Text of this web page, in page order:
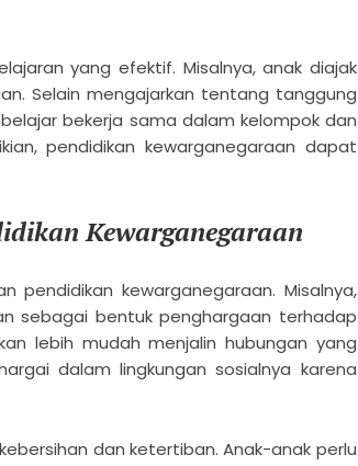
yang efektif. Misalnya, anak diajak
Selain mengajarkan tentang tanggung
bekerja sama dalam kelompok dan
pendidikan kewarganegaraan dapat
Kewarganegaraan
kewarganegaraan. Misalnya,
sebagai bentuk penghargaan terhadap
lebih mudah menjalin hubungan yang
dalam lingkungan sosialnya karena
dan ketertiban. Anak-anak perlu